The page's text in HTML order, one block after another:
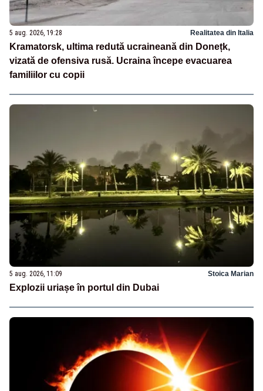
5 aug. 2026, 19:28 Realitatea din Italia
Kramatorsk, ultima redută ucraineană din Donețk,
vizată de ofensiva rusă. Ucraina începe evacuarea
familiilor cu copii
5 aug. 2026, 11:09 Stoica Marian
Explozii uriașe în portul din Dubai